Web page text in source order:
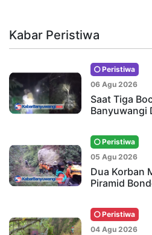
Kabar Peristiwa
Peristiwa
06 Agu 2026
Saat Tiga
Banyuwangi
Peristiwa
05 Agu 2026
Dua Korban
Piramid
Peristiwa
04 Agu 2026